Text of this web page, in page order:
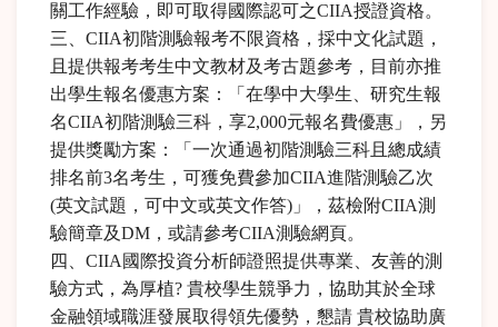
關工作經驗，即可取得國際認可之CIIA授證資格。
三、CIIA初階測驗報考不限資格，採中文化試題，
且提供報考考生中文教材及考古題參考，目前亦推
出學生報名優惠方案：「在學中大學生、研究生報
名CIIA初階測驗三科，享2,000元報名費優惠」，另
提供獎勵方案：「一次通過初階測驗三科且總成績
排名前3名考生，可獲免費參加CIIA進階測驗乙次
(英文試題，可中文或英文作答)」，茲檢附CIIA測
驗簡章及DM，或請參考CIIA測驗網頁。
四、CIIA國際投資分析師證照提供專業、友善的測
驗方式，為厚植? 貴校學生競爭力，協助其於全球
金融領域職涯發展取得領先優勢，懇請 貴校協助廣